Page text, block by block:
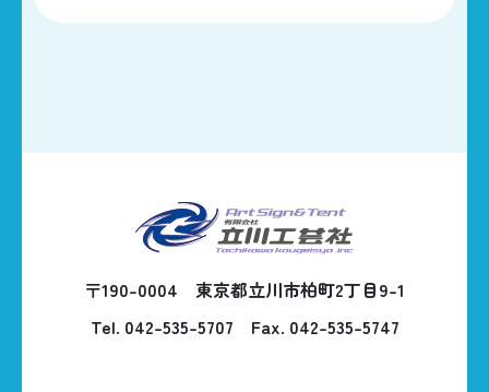
〒190-0004 東京都立川市柏町2丁目9-1
Tel. 042-535-5707 Fax. 042-535-5747